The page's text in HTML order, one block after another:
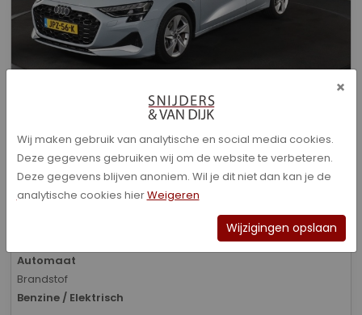
Audi A3 - Sportback 40 TFSI e Advanced edition
Bouwjaar
01-2026
Kilometerstand
Automaat
Brandstof
Benzine / Elektrisch
×
Wij maken gebruik van analytische en social media cookies.
Deze gegevens gebruiken wij om de website te verbeteren.
Deze gegevens blijven anoniem. Wil je dit niet dan kan je de
analytische cookies hierWeigeren
Wijzigingen opslaan